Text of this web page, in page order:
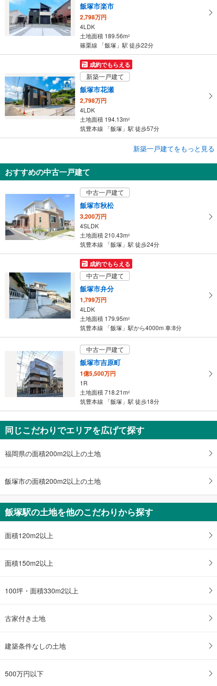
飯塚市楽市
2,798万円
4LDK
土地面積 189.56m2
篠栗線 「飯塚」駅 徒歩22分
成約でもらえる
新築一戸建て
飯塚市花瀬
2,798万円
4LDK
土地面積 194.13m2
筑豊本線 「飯塚」駅 徒歩57分
飯塚市花瀬
4LDK
土地面積 211.93m
筑豊本線 「飯塚」駅 徒歩57分
新築一戸建てをもっと見る
おすすめの中古一戸建て
中古一戸建て
飯塚市秋松
3,200万円
4SLDK
土地面積 210.43m2
筑豊本線 「飯塚」駅 徒歩24分
成約でもらえる
中古一戸建て
飯塚市弁分
1,799万円
4LDK
土地面積 179.95m2
筑豊本線 「飯塚」駅から4000m 車:8分
中古一戸建て
飯塚市吉原町
1億5,500万円
1R
土地面積 718.21m2
筑豊本線 「飯塚」駅 徒歩18分
同じこだわりでエリアを広げて探す
福岡県の面積200m2以上の土地
飯塚市の面積200m2以上の土地
飯塚駅の土地を他のこだわりから探す
面積120m2以上
面積150m2以上
100坪・面積330m2以上
古家付き土地
建築条件なしの土地
500万円以下